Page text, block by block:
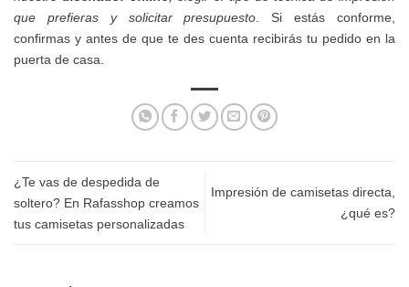
que prefieras y solicitar presupuesto . Si estás conforme,
confirmas y antes de que te des cuenta recibirás tu pedido en la
puerta de casa.
¿Te vas de despedida de
soltero? En Rafasshop creamos
tus camisetas personalizadas
Impresión de camisetas directa,
¿qué es?